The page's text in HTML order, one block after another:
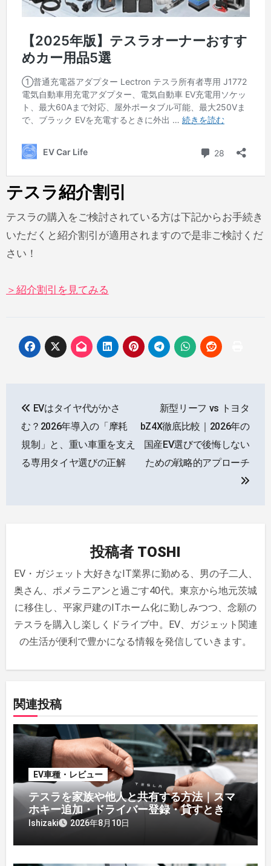
テスラ紹介割引
テスラの購入をご検討されている方は下記からお手続き
いただくと紹介割引が適用されますので是非ご検討くだ
さい！
＞紹介割引を見てみる
稿
ナ
ビ
ョ
ン
EVはタイヤ代がかさ
む？2026年導入の「摩耗
規制」と、重い車重を支え
る専用タイヤ選びの正解
新型リーフ vs トヨタ
bZ4X徹底比較｜2026年の
国産EV選びで後悔しない
ための戦略的アプローチ
投稿者 TOSHI
EV・ガジェット大好きなIT業界に勤める、男の子二人、
奥さん、ポメラニアンと過ごす40代。東京から地元茨城
に移住し、平家戸建のITホーム化に勤しみつつ、念願の
テスラを購入し楽しくドライブ中。EV、ガジェット関連
の生活が便利で豊かになる情報を発信していきます。
関連投稿
EV車種・レビュー
テスラを家族や他人と共有する方法｜スマ
ホキー追加・ドライバー登録・貸すときの
注意【オーナー解説】
Ishizaki 2026年8月10日